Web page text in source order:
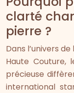
clarté
pierre ?
Dans l’univers
Haute Couture,
précieuse
international